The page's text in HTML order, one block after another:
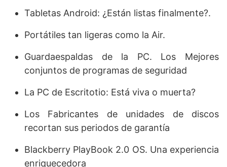
Tabletas Android: ¿Están listas finalmente?.
Portátiles tan ligeras como la Air.
Guardaespaldas de la PC. Los Mejores
conjuntos de programas de seguridad
La PC de Escritotio: Está viva o muerta?
Los Fabricantes de unidades de discos
recortan sus periodos de garantía
Blackberry PlayBook 2.0 OS. Una experiencia
enriquecedora